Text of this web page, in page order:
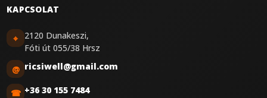
KAPCSOLAT
⌖
2120 Dunakeszi,
Fóti út 055/38 Hrsz
@ ricsiwell@gmail.com
☎ +36 30 155 7484